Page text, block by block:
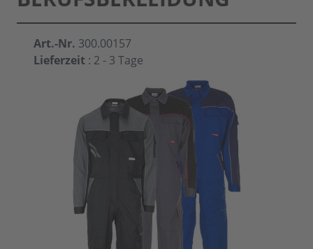
Art.-Nr. 300.00157
Lieferzeit : 2 - 3 Tage